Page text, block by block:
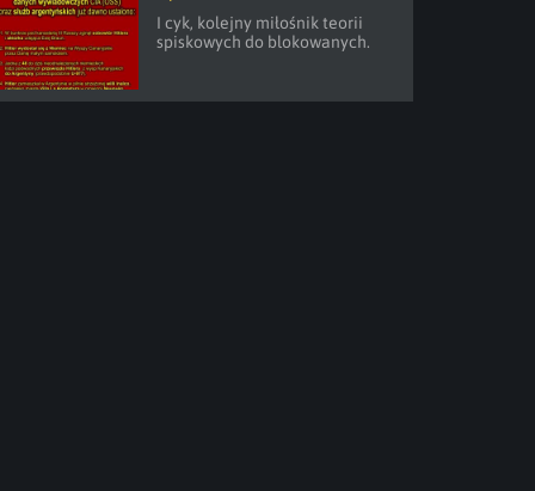
I cyk, kolejny miłośnik teorii
spiskowych do blokowanych.